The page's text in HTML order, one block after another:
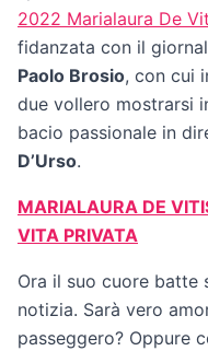
2022 Marialaura De
fidanzata con il
Paolo Brosio, con cui
due vollero mostrarsi
bacio passionale in
D’Urso.
MARIALAURA DE
VITA PRIVATA
Ora il suo cuore batte
notizia. Sarà vero
passeggero? Oppure